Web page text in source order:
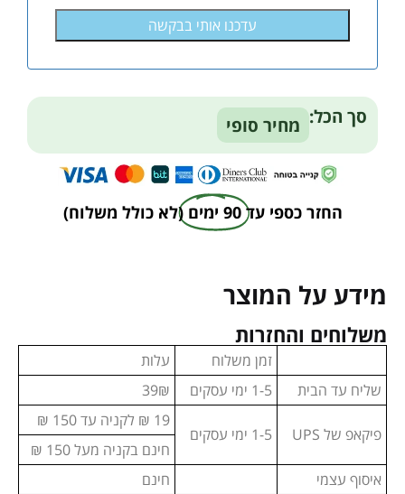
סך הכל: מחיר סופי
החזר כספי עד 90 ימים (לא כולל משלוח)
מידע על המוצר
משלוחים והחזרות
זמן משלוח
עלות
שליח עד הבית
1-5 ימי עסקים 39₪
פיקאפ של UPS 1-5 ימי עסקים
19 ₪ לקניה עד 150 ₪
חינם בקניה מעל 150 ₪
איסוף עצמי
חינם